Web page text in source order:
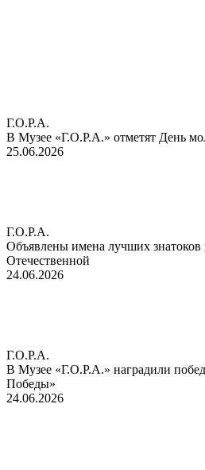
Г.О.Р.А.
В Музее «Г.О.Р.А.» отметят День
25.06.2026
Г.О.Р.А.
Объявлены имена лучших знатоков
Отечественной
24.06.2026
Г.О.Р.А.
В Музее «Г.О.Р.А.» наградили
Победы»
24.06.2026